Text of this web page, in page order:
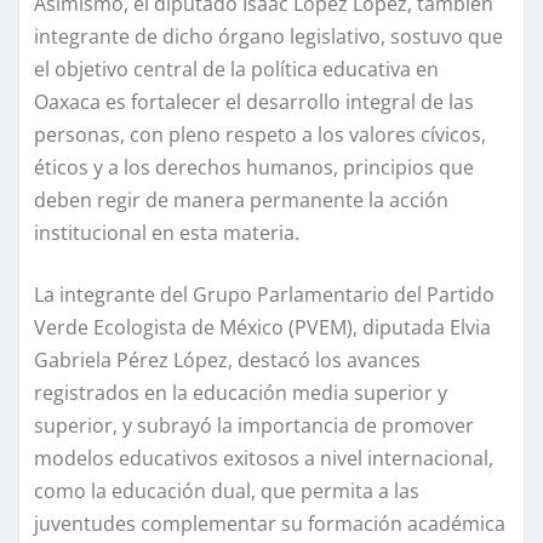
integrante de dicho órgano legislativo, sostuvo que
el objetivo central de la política educativa en
Oaxaca es fortalecer el desarrollo integral de las
personas, con pleno respeto a los valores cívicos,
éticos y a los derechos humanos, principios que
deben regir de manera permanente la acción
institucional en esta materia.
La integrante del Grupo Parlamentario del Partido
Verde Ecologista de México (PVEM), diputada Elvia
Gabriela Pérez López, destacó los avances
registrados en la educación media superior y
superior, y subrayó la importancia de promover
modelos educativos exitosos a nivel internacional,
como la educación dual, que permita a las
juventudes complementar su formación académica